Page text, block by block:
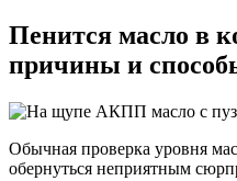
Пенится масло в
причины и
Обычная проверка уровня
обернуться неприятным